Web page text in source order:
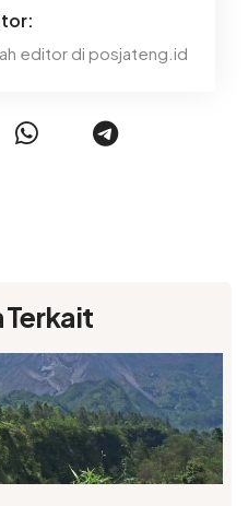
editor di posjateng.id
Terkait